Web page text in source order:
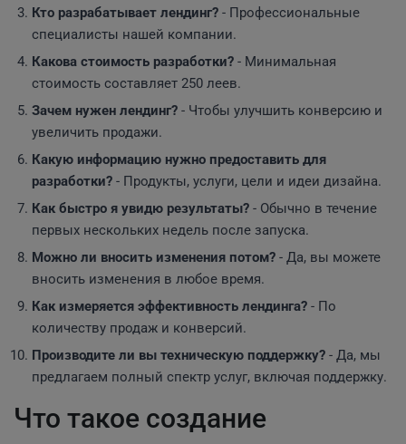
Кто разрабатывает лендинг? - Профессиональные
специалисты нашей компании.
Какова стоимость разработки? - Минимальная
стоимость составляет 250 леев.
Зачем нужен лендинг? - Чтобы улучшить конверсию и
увеличить продажи.
Какую информацию нужно предоставить для
разработки? - Продукты, услуги, цели и идеи дизайна.
Как быстро я увидю результаты? - Обычно в течение
первых нескольких недель после запуска.
Можно ли вносить изменения потом? - Да, вы можете
вносить изменения в любое время.
Как измеряется эффективность лендинга? - По
количеству продаж и конверсий.
Производите ли вы техническую поддержку? - Да, мы
предлагаем полный спектр услуг, включая поддержку.
Что такое создание